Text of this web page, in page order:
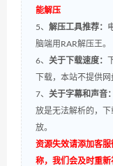
能解压
5、 解压工具推荐：
脑端用RAR解压王。
6、 关于下载速度：
下载，本站不提供
7、 关于字幕和声音：
放是无法解析的，
放。
资源失效请添加客
称，我们会及时重新